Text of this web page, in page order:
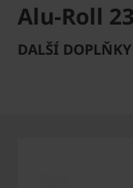
Alu-Roll
DALŠÍ